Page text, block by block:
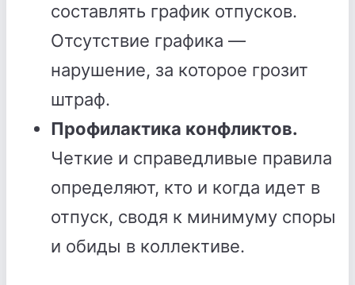
составлять график отпусков.
Отсутствие графика —
нарушение, за которое грозит
штраф.
Профилактика конфликтов.
Четкие и справедливые правила
определяют, кто и когда идет в
отпуск, сводя к минимуму споры
и обиды в коллективе.